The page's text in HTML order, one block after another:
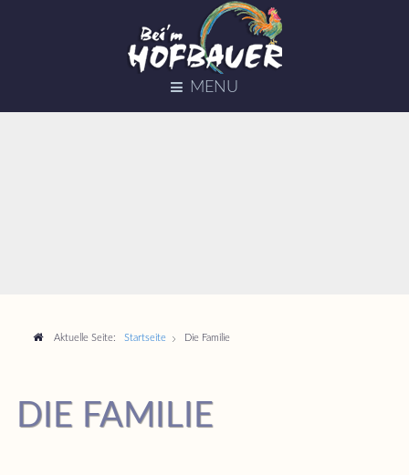
MENU
Aktuelle Seite: Startseite Die Familie
DIE FAMILIE